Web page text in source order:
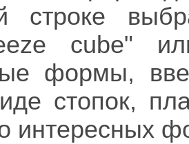
строке
cube"
формы,
стопок,
интересных